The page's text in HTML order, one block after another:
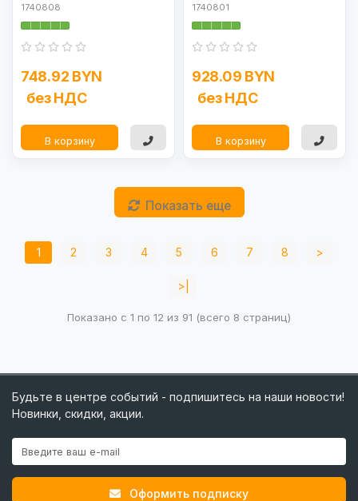
1740808
748.92 BYN
без НДС
В корзину
1740801
928.09 BYN
без НДС
В корзину
Показать еще
1 2 3 4 5 6 7 8 >
>|
Показано с 1 по 12 из 91 (всего 8 страниц)
Будьте в центре событий - подпишитесь на наши новости!
Новинки, скидки, акции.
Оформить подписку